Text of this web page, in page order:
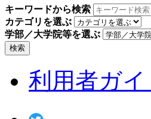
キーワードから検索
カテゴリを選ぶ
学部／大学院等を選ぶ
検索
利用者ガ